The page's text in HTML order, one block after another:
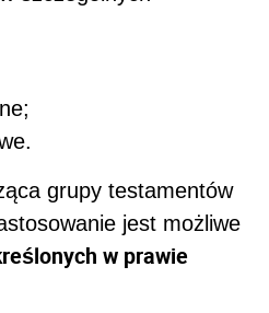
grupy testamentów
jest możliwe
w prawie